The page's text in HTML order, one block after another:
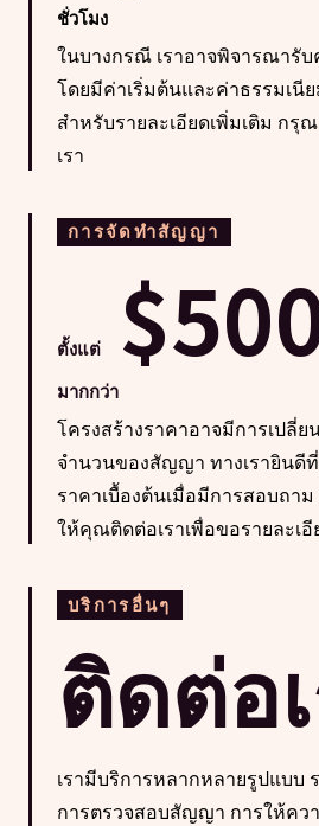
ชั่วโมง
ในบางกรณี เราอาจพิจารณารั
โดยมีค่าเริ่มต้นและค่าธรรมเนี
สำหรับรายละเอียดเพิ่มเติม กรุ
เรา
การจัดทำสัญญา
ตั้งแต่
มากกว่า
โครงสร้างราคาอาจมีการเปลี่
จำนวนของสัญญา ทางเรายินดี
ราคาเบื้องต้นเมื่อมีการสอบถา
ให้คุณติดต่อเราเพื่อขอรายละเอี
บริการอื่นๆ
ติดต่อ
เรามีบริการหลากหลายรูปแบบ
การตรวจสอบสัญญา การให้คว